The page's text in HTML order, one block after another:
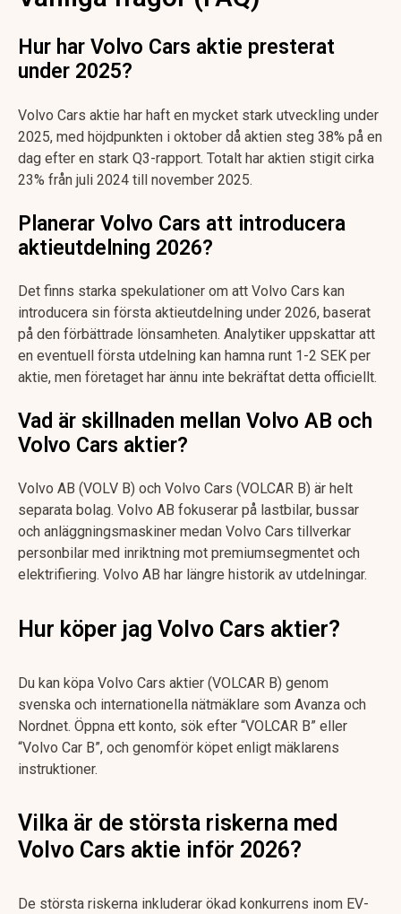
Hur har Volvo Cars aktie presterat
under 2025?
Volvo Cars aktie har haft en mycket stark utveckling under
2025, med höjdpunkten i oktober då aktien steg 38% på en
dag efter en stark Q3-rapport. Totalt har aktien stigit cirka
23% från juli 2024 till november 2025.
Planerar Volvo Cars att introducera
aktieutdelning 2026?
Det finns starka spekulationer om att Volvo Cars kan
introducera sin första aktieutdelning under 2026, baserat
på den förbättrade lönsamheten. Analytiker uppskattar att
en eventuell första utdelning kan hamna runt 1-2 SEK per
aktie, men företaget har ännu inte bekräftat detta officiellt.
Vad är skillnaden mellan Volvo AB och
Volvo Cars aktier?
Volvo AB (VOLV B) och Volvo Cars (VOLCAR B) är helt
separata bolag. Volvo AB fokuserar på lastbilar, bussar
och anläggningsmaskiner medan Volvo Cars tillverkar
personbilar med inriktning mot premiumsegmentet och
elektrifiering. Volvo AB har längre historik av utdelningar.
Hur köper jag Volvo Cars aktier?
Du kan köpa Volvo Cars aktier (VOLCAR B) genom
svenska och internationella nätmäklare som Avanza och
Nordnet. Öppna ett konto, sök efter “VOLCAR B” eller
“Volvo Car B”, och genomför köpet enligt mäklarens
instruktioner.
Vilka är de största riskerna med
Volvo Cars aktie inför 2026?
De största riskerna inkluderar ökad konkurrens inom EV-